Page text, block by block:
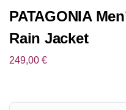
PATAGONIA
Rain Jacket
249,00 €